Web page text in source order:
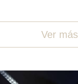
Ver más